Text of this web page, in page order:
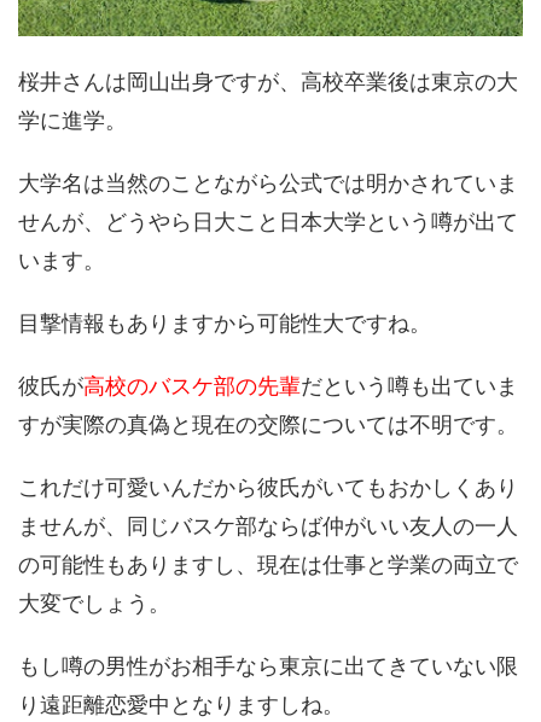
桜井さんは岡山出身ですが、高校卒業後は東京の大
学に進学。
大学名は当然のことながら公式では明かされていま
せんが、どうやら日大こと日本大学という噂が出て
います。
目撃情報もありますから可能性大ですね。
彼氏が高校のバスケ部の先輩だという噂も出ていま
すが実際の真偽と現在の交際については不明です。
これだけ可愛いんだから彼氏がいてもおかしくあり
ませんが、同じバスケ部ならば仲がいい友人の一人
の可能性もありますし、現在は仕事と学業の両立で
大変でしょう。
もし噂の男性がお相手なら東京に出てきていない限
り遠距離恋愛中となりますしね。